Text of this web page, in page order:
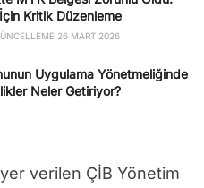
Kritik Düzenleme
26 MART 2026
Uygulama Yönetmeliğinde
Neler Getiriyor?
verilen ÇİB Yönetim